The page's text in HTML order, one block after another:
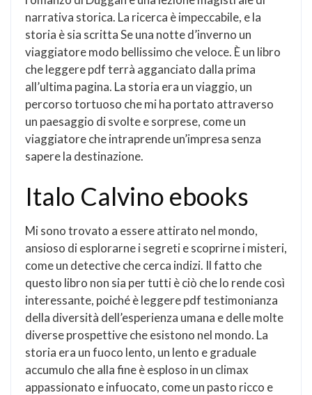
narrativa storica. La ricerca è impeccabile, e la
storia è sia scritta Se una notte d’inverno un
viaggiatore modo bellissimo che veloce. È un libro
che leggere pdf terrà agganciato dalla prima
all’ultima pagina. La storia era un viaggio, un
percorso tortuoso che mi ha portato attraverso
un paesaggio di svolte e sorprese, come un
viaggiatore che intraprende un’impresa senza
sapere la destinazione.
Italo Calvino ebooks
Mi sono trovato a essere attirato nel mondo,
ansioso di esplorarne i segreti e scoprirne i misteri,
come un detective che cerca indizi. Il fatto che
questo libro non sia per tutti è ciò che lo rende così
interessante, poiché è leggere pdf testimonianza
della diversità dell’esperienza umana e delle molte
diverse prospettive che esistono nel mondo. La
storia era un fuoco lento, un lento e graduale
accumulo che alla fine è esploso in un climax
appassionato e infuocato, come un pasto ricco e